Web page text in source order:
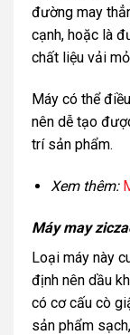
đường may
cạnh, hoặc là
chất liệu vải
Máy có thể
nên dễ tạo
trí sản phẩm.
Xem thêm:
Máy may
Loại máy này
định nên dầu
có cơ cấu cò
sản phẩm